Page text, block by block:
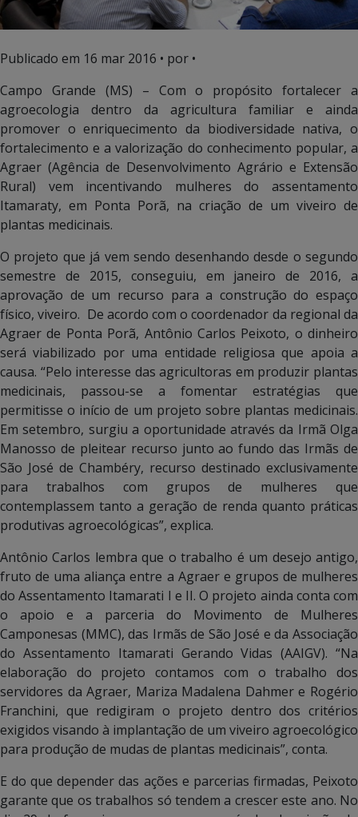
Publicado em 16 mar 2016 • por •
Campo Grande (MS) – Com o propósito fortalecer a
agroecologia dentro da agricultura familiar e ainda
promover o enriquecimento da biodiversidade nativa, o
fortalecimento e a valorização do conhecimento popular, a
Agraer (Agência de Desenvolvimento Agrário e Extensão
Rural) vem incentivando mulheres do assentamento
Itamaraty, em Ponta Porã, na criação de um viveiro de
plantas medicinais.
O projeto que já vem sendo desenhando desde o segundo
semestre de 2015, conseguiu, em janeiro de 2016, a
aprovação de um recurso para a construção do espaço
físico, viveiro. De acordo com o coordenador da regional da
Agraer de Ponta Porã, Antônio Carlos Peixoto, o dinheiro
será viabilizado por uma entidade religiosa que apoia a
causa. “Pelo interesse das agricultoras em produzir plantas
medicinais, passou-se a fomentar estratégias que
permitisse o início de um projeto sobre plantas medicinais.
Em setembro, surgiu a oportunidade através da Irmã Olga
Manosso de pleitear recurso junto ao fundo das Irmãs de
São José de Chambéry, recurso destinado exclusivamente
para trabalhos com grupos de mulheres que
contemplassem tanto a geração de renda quanto práticas
produtivas agroecológicas”, explica.
Antônio Carlos lembra que o trabalho é um desejo antigo,
fruto de uma aliança entre a Agraer e grupos de mulheres
do Assentamento Itamarati I e II. O projeto ainda conta com
o apoio e a parceria do Movimento de Mulheres
Camponesas (MMC), das Irmãs de São José e da Associação
do Assentamento Itamarati Gerando Vidas (AAIGV). “Na
elaboração do projeto contamos com o trabalho dos
servidores da Agraer, Mariza Madalena Dahmer e Rogério
Franchini, que redigiram o projeto dentro dos critérios
exigidos visando à implantação de um viveiro agroecológico
para produção de mudas de plantas medicinais”, conta.
E do que depender das ações e parcerias firmadas, Peixoto
garante que os trabalhos só tendem a crescer este ano. No